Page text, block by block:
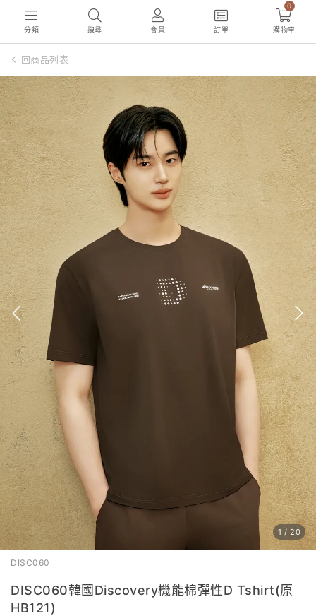
分類 搜尋 會員 訂單
0
購物車
回商品列表
1 / 20
DISC060
DISC060韓國Discovery機能棉彈性D Tshirt(原
HB121)